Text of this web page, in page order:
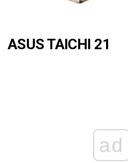
ASUS TAICHI 21
ad